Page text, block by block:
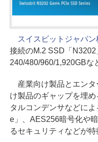
スイスビットジャパン
接続のM.2 SSD「
240/480/960/1,920GBな
産業向け製品とエンタ
け製品のギャップを埋
タルコンデンサなどに
e」、AES256暗号化や
るセキュリティなどが特